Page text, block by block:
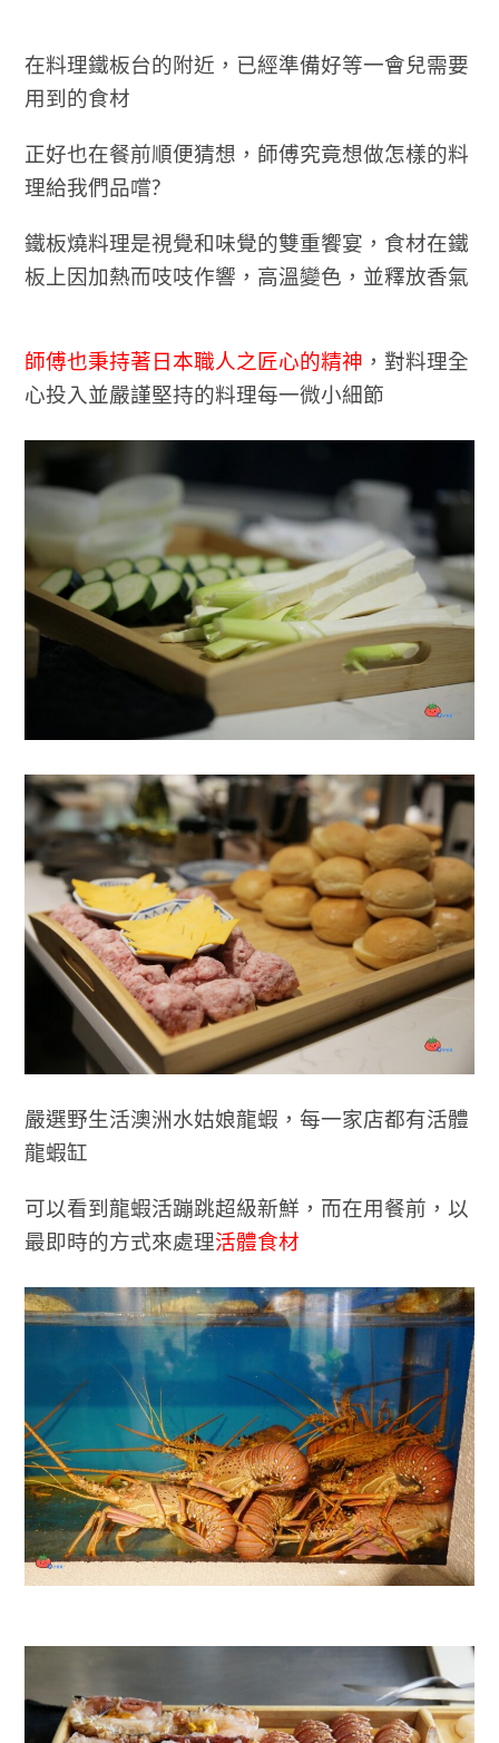
在料理鐵板台的附近，已經準備好等一會兒需要
用到的食材
正好也在餐前順便猜想，師傅究竟想做怎樣的料
理給我們品嚐?
鐵板燒料理是視覺和味覺的雙重饗宴，食材在鐵
板上因加熱而吱吱作響，高溫變色，並釋放香氣
師傅也秉持著日本職人之匠心的精神 ，對料理全
心投入並嚴謹堅持的料理每一微小細節
嚴選野生活澳洲水姑娘龍蝦，每一家店都有活體
龍蝦缸
可以看到龍蝦活蹦跳超級新鮮，而在用餐前，以
最即時的方式來處理活體食材